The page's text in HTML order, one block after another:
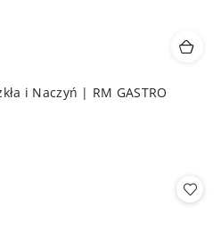
i Naczyń | RM GASTRO